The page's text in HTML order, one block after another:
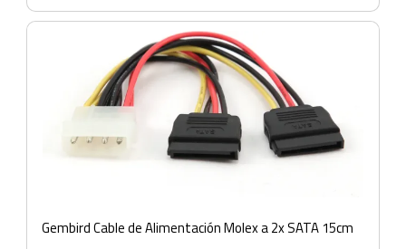
Gembird Cable de Alimentación Molex a 2x SATA 15cm